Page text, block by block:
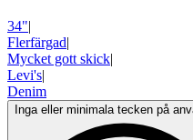
34"|
Flerfärgad|
Mycket gott skick|
Levi's|
Denim
Inga eller minimala tecken på